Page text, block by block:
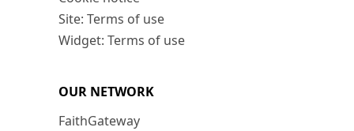
Site: Terms of use
Widget: Terms of use
OUR NETWORK
FaithGateway